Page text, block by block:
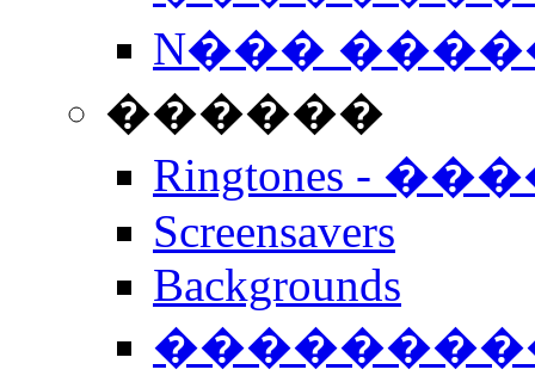
N���
������
Ringtones -
Screensavers
Backgrounds